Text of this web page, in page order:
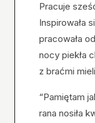
Pracuje
Inspirowała
pracowała
nocy piekła
z braćmi
“Pamiętam
rana nosiła